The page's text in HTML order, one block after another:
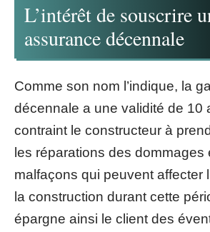
L’intérêt de souscrire
assurance décennale
Comme son nom l’indique, la
décennale a une validité de 10
contraint le constructeur à
les réparations des dommages
malfaçons qui peuvent affecter
la construction durant cette
épargne ainsi le client des